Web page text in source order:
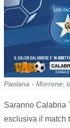
Paolana - Morrone:
Saranno Calabria
esclusiva il match